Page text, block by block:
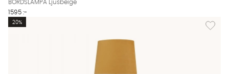
BORDSLAMPA Ljusbeige
1595 :-
Lägg
20%